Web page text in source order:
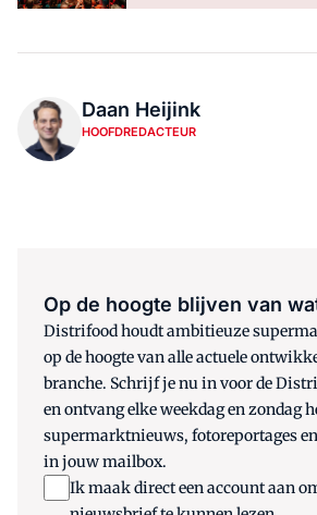
Daan Heijink
HOOFDREDACTEUR
Op de hoogte blijven van
Distrifood houdt ambitieuze
op de hoogte van alle actuele
branche. Schrijf je nu in voor de
en ontvang elke weekdag en zondag
supermarktnieuws, fotoreportages
in jouw mailbox.
Ik maak direct een account aan